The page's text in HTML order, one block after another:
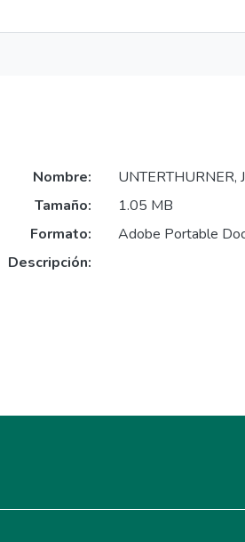
Nombre:
UNTERTHURNER,
Tamaño:
1.05 MB
Formato:
Adobe Portable
Descripción: